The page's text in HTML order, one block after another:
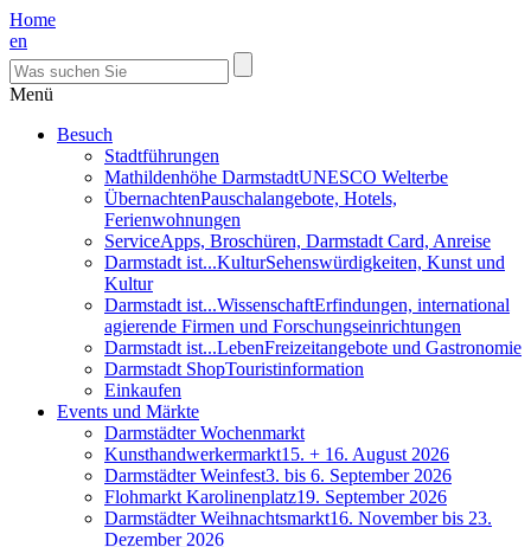
Home
en
Menü
Besuch
Stadtführungen
Mathildenhöhe DarmstadtUNESCO Welterbe
ÜbernachtenPauschalangebote, Hotels,
Ferienwohnungen
ServiceApps, Broschüren, Darmstadt Card, Anreise
Darmstadt ist...KulturSehenswürdigkeiten, Kunst und
Kultur
Darmstadt ist...WissenschaftErfindungen, international
agierende Firmen und Forschungseinrichtungen
Darmstadt ist...LebenFreizeitangebote und Gastronomie
Darmstadt ShopTouristinformation
Einkaufen
Events und Märkte
Darmstädter Wochenmarkt
Kunsthandwerkermarkt15. + 16. August 2026
Darmstädter Weinfest3. bis 6. September 2026
Flohmarkt Karolinenplatz19. September 2026
Darmstädter Weihnachtsmarkt16. November bis 23.
Dezember 2026